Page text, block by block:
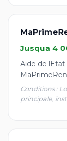
Jusqua 4
Aide de
Conditions :
principale,